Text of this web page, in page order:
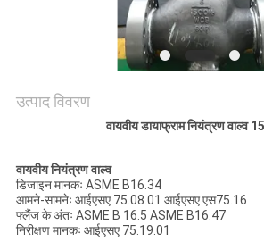
उत्पाद विवरण
वायवीय डायाफ्राम नियंत्रण वाल्व
वायवीय नियंत्रण वाल्व
डिजाइन मानकः ASME B16.34
आमने-सामनेः आईएसए 75.08.01 आईएसए एस75.16
फ्लैंज के अंतः ASME B 16.5 ASME B16.47
निरीक्षण मानकः आईएसए 75.19.01